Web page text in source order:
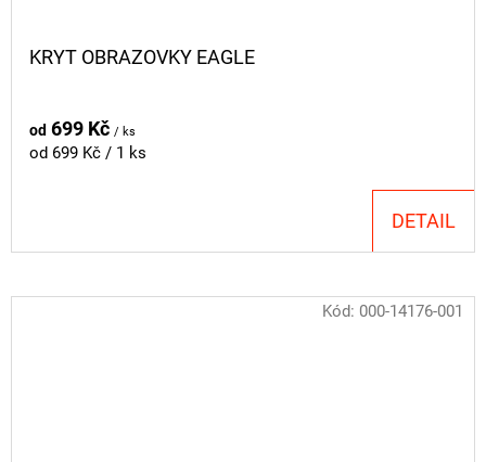
KRYT OBRAZOVKY EAGLE
od 699 Kč / ks
Měrná
od 699 Kč / 1 ks
DETAIL
Kód: 000-14176-001